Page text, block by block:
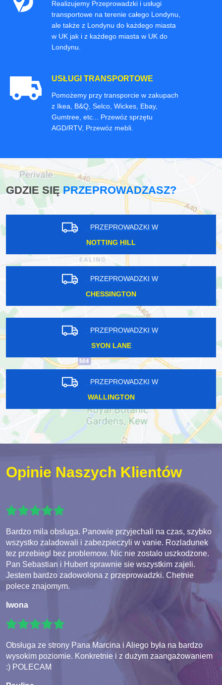
Realizujemy Przeprowadzki i usługi
transportowe na terenie całego Londynu,
ale także z Londynu do każdego miasta
w UK jak i z każdego miasta w UK do
Londynu.
USŁUGI TRANSPORTOWE
Pomożemy przy transporcie w zakupach
z Ikea, B&Q, Selco, Wickes, Ebay,
Gumtree, etc... Przewóz sprzętu
AGD/RTV, Przewóz mebli.
GDZIE SIĘPRZEPROWADZASZ?
PRZEPROWADZKI W
NOTTING HILL
PRZEPROWADZKI W
CHESSINGTON
PRZEPROWADZKI W
SYON LANE
PRZEPROWADZKI W
WALLINGTON
Opinie Naszych Klientów
Bardzo mila obsluga. Panowie przyjechali na czas, szybko
wszystko zaladowali i zabezpieczyli w vanie. Rozladunek
tez przebiegl bez problemow. Nic nie zostalo uszkodzone.
Pan Sebastian i Hubert sprawnie sie wszystkim zajeli.
Jestem bardzo zadowolona z przeprowadzki. Chetnie
polece znajomym.
Iwona
Obsługa ze strony Pana Marcina i Aliego była na bardzo
wysokim poziomie. Konkretnie i z dużym zaangażowaniem
:) POLECAM